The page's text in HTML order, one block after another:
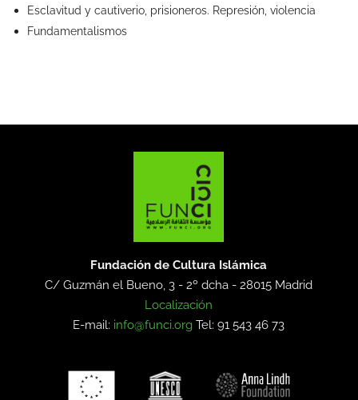
Esclavitud y cautiverio, prisioneros. Represión, violencia
Fundamentalismos
Fundación de Cultura Islámica
C/ Guzmán el Bueno, 3 - 2º dcha -28015 Madrid
Localización
E-mail: info@funci.org Tel: 91 543 46 73